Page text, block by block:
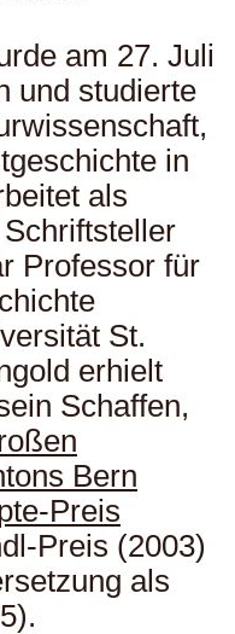
am 27. Juli
und studierte
in
als
Professor für
St.
erhielt
Schaffen,
Bern
Preis
Preis (2003)
als